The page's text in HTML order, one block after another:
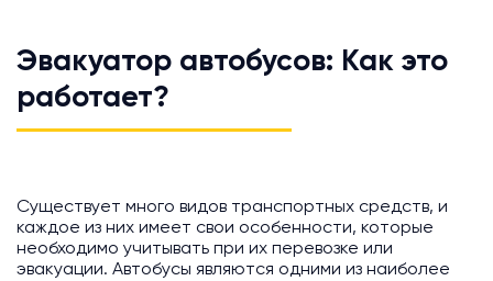
Эвакуатор автобусов: Как это
работает?
Существует много видов транспортных средств, и
каждое из них имеет свои особенности, которые
необходимо учитывать при их перевозке или
эвакуации. Автобусы являются одними из наиболее